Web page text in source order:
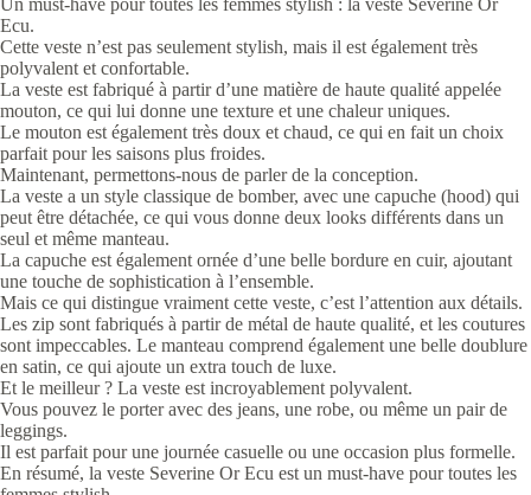
Un must-have pour toutes les femmes stylish : la veste Severine Or
Ecu.
Cette veste n’est pas seulement stylish, mais il est également très
polyvalent et confortable.
La veste est fabriqué à partir d’une matière de haute qualité appelée
mouton, ce qui lui donne une texture et une chaleur uniques.
Le mouton est également très doux et chaud, ce qui en fait un choix
parfait pour les saisons plus froides.
Maintenant, permettons-nous de parler de la conception.
La veste a un style classique de bomber, avec une capuche (hood) qui
peut être détachée, ce qui vous donne deux looks différents dans un
seul et même manteau.
La capuche est également ornée d’une belle bordure en cuir, ajoutant
une touche de sophistication à l’ensemble.
Mais ce qui distingue vraiment cette veste, c’est l’attention aux détails.
Les zip sont fabriqués à partir de métal de haute qualité, et les coutures
sont impeccables. Le manteau comprend également une belle doublure
en satin, ce qui ajoute un extra touch de luxe.
Et le meilleur ? La veste est incroyablement polyvalent.
Vous pouvez le porter avec des jeans, une robe, ou même un pair de
leggings.
Il est parfait pour une journée casuelle ou une occasion plus formelle.
En résumé, la veste Severine Or Ecu est un must-have pour toutes les